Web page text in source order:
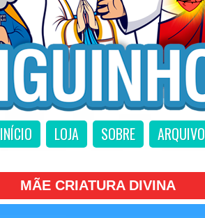
INÍCIO LOJA SOBRE ARQUIVO
MÃE CRIATURA DIVINA